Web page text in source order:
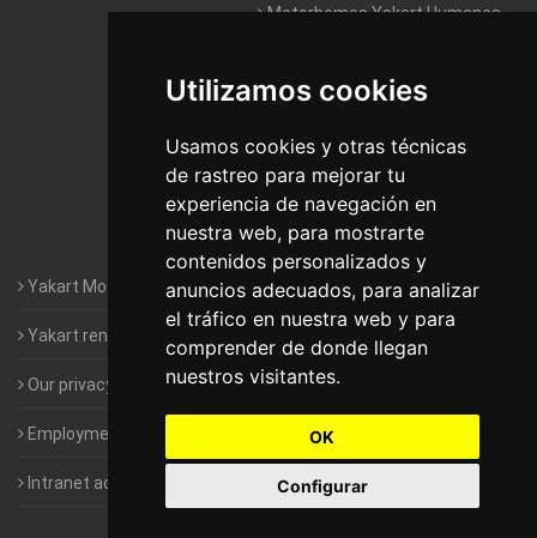
Utilizamos cookies
Usamos cookies y otras técnicas
de rastreo para mejorar tu
experiencia de navegación en
nuestra web, para mostrarte
contenidos personalizados y
anuncios adecuados, para analizar
el tráfico en nuestra web y para
comprender de donde llegan
nuestros visitantes.
OK
Configurar
Motorhomes Yakart Humanes
Motorhomes Yakart Jaén
Motorhomes Yakart Lugo
Motorhomes Yakart Valencia
Motorhomes Yakart Vitoria
Yakart Motorhomes : The Company
Yakart rental conditions
Our privacy policy
Employment- Work with us
Intranet access for Franchisees